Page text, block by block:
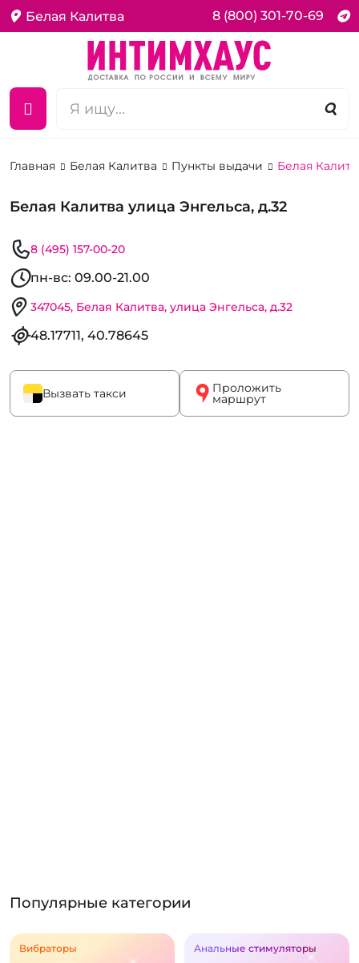
Белая Калитва 8 (800) 301-70-69
Главная Белая Калитва Пункты выдачи Белая
Белая Калитва улица Энгельса, д.32
8 (495) 157-00-20
пн-вс: 09.00-21.00
347045, Белая Калитва, улица Энгельса, д.32
48.17711, 40.78645
Вызвать такси Проложить
маршрут
Популярные категории
Вибраторы Анальные стимуляторы